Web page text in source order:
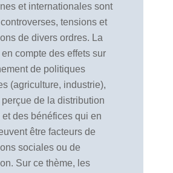
et internationales sont
controverses, tensions et
de divers ordres. La
compte des effets sur
de politiques
(agriculture, industrie),
perçue de la distribution
des bénéfices qui en
être facteurs de
sociales ou de
Sur ce thème, les